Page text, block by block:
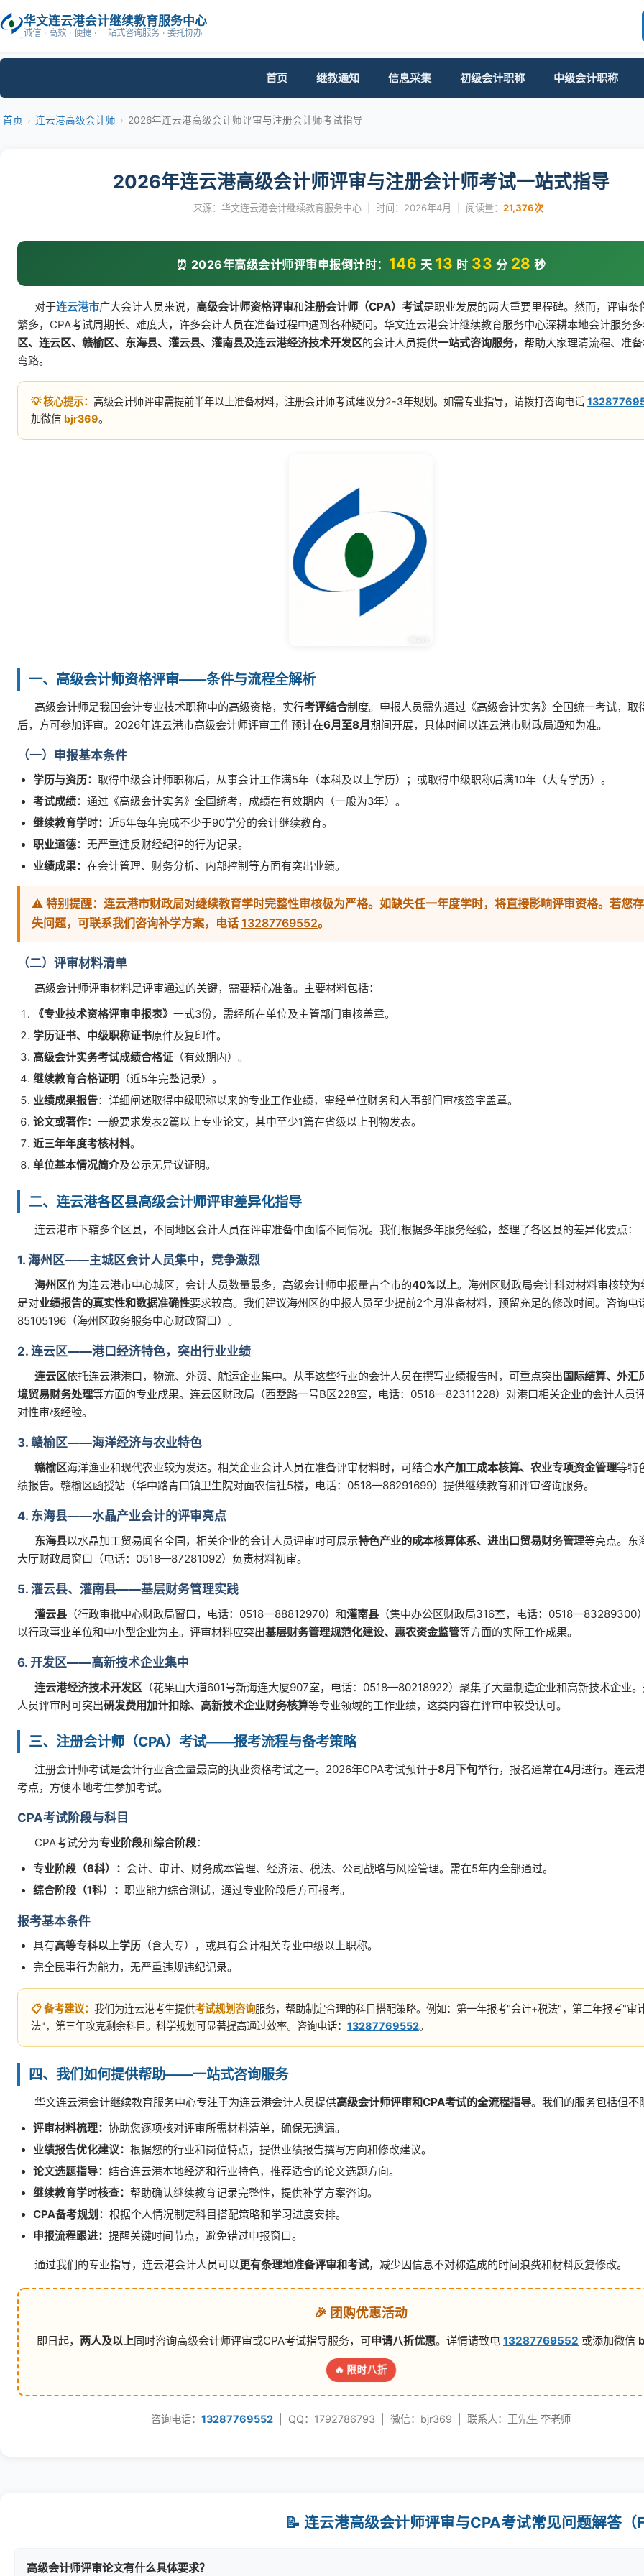
华文连云港会计继续教育服务中心
诚信 · 高效 · 便捷 · 一站式咨询服务 · 委托协办
首页 继教通知 信息采集 初级会计职称 中级会计职称
首页 › 连云港高级会计师 › 2026年连云港高级会计师评审与注册会计师考试指导
2026年连云港高级会计师评审与注册会计师考试一站式指导
来源：华文连云港会计继续教育服务中心 | 时间：2026年4月 | 阅读量： 21,376次
⏰ 2026年高级会计师评审申报倒计时： 146 天 13 时 33 分 27 秒
对于连云港市广大会计人员来说， 高级会计师资格评审和注册会计师（CPA）考试是职业发展的两大重要里程碑。然而，评审条
繁多，CPA考试周期长、难度大，许多会计人员在准备过程中遇到各种疑问。华文连云港会计继续教育服务中心深耕本地会计服务
区、连云区、赣榆区、东海县、灌云县、灌南县及连云港经济技术开发区的会计人员提供一站式咨询服务，帮助大家理清流程、准
弯路。
💡 核心提示： 高级会计师评审需提前半年以上准备材料，注册会计师考试建议分2-3年规划。如需专业指导，请拨打咨询电话
加微信 bjr369。
一、高级会计师资格评审——条件与流程全解析
高级会计师是我国会计专业技术职称中的高级资格，实行考评结合制度。申报人员需先通过《高级会计实务》全国统一考试，取
后，方可参加评审。2026年连云港市高级会计师评审工作预计在6月至8月期间开展，具体时间以连云港市财政局通知为准。
（一）申报基本条件
学历与资历：取得中级会计师职称后，从事会计工作满5年（本科及以上学历）；或取得中级职称后满10年（大专学历）。
考试成绩：通过《高级会计实务》全国统考，成绩在有效期内（一般为3年）。
继续教育学时：近5年每年完成不少于90学分的会计继续教育。
职业道德：无严重违反财经纪律的行为记录。
业绩成果：在会计管理、财务分析、内部控制等方面有突出业绩。
⚠ 特别提醒：连云港市财政局对继续教育学时完整性审核极为严格。如缺失任一年度学时，将直接影响评审资格。若您
失问题，可联系我们咨询补学方案，电话 13287769552。
（二）评审材料清单
高级会计师评审材料是评审通过的关键，需要精心准备。主要材料包括：
《专业技术资格评审申报表》一式3份，需经所在单位及主管部门审核盖章。
学历证书、中级职称证书原件及复印件。
高级会计实务考试成绩合格证 （有效期内）。
继续教育合格证明
（近5年完整记录）。
业绩成果报告：详细阐述取得中级职称以来的专业工作业绩，需经单位财务和人事部门审核签字盖章。
论文或著作：一般要求发表2篇以上专业论文，其中至少1篇在省级以上刊物发表。
近三年年度考核材料。
单位基本情况简介及公示无异议证明。
二、连云港各区县高级会计师评审差异化指导
连云港市下辖多个区县，不同地区会计人员在评审准备中面临不同情况。我们根据多年服务经验，整理了各区县的差异化要点：
1. 海州区——主城区会计人员集中，竞争激烈
海州区作为连云港市中心城区，会计人员数量最多，高级会计师申报量占全市的40%以上。海州区财政局会计科对材料审核较为
是对业绩报告的真实性和数据准确性要求较高。我们建议海州区的申报人员至少提前2个月准备材料，预留充足的修改时间。咨询
85105196（海州区政务服务中心财政窗口）。
2. 连云区——港口经济特色，突出行业业绩
连云区依托连云港港口，物流、外贸、航运企业集中。从事这些行业的会计人员在撰写业绩报告时，可重点突出国际结算、外汇
境贸易财务处理等方面的专业成果。连云区财政局（西墅路一号B区228室，电话：0518—82311228）对港口相关企业的会计人员
对性审核经验。
3. 赣榆区——海洋经济与农业特色
赣榆区海洋渔业和现代农业较为发达。相关企业会计人员在准备评审材料时，可结合水产加工成本核算、农业专项资金管理等特
绩报告。赣榆区函授站（华中路青口镇卫生院对面农信社5楼，电话：0518—86291699）提供继续教育和评审咨询服务。
4. 东海县——水晶产业会计的评审亮点
东海县以水晶加工贸易闻名全国，相关企业的会计人员评审时可展示特色产业的成本核算体系、进出口贸易财务管理等亮点。东
大厅财政局窗口（电话：0518—87281092）负责材料初审。
5. 灌云县、灌南县——基层财务管理实践
灌云县 （行政审批中心财政局窗口，电话：0518—88812970）和灌南县 （集中办公区财政局316室，电话：0518—83289300
以行政事业单位和中小型企业为主。评审材料应突出基层财务管理规范化建设、惠农资金监管等方面的实际工作成果。
6. 开发区——高新技术企业集中
连云港经济技术开发区 （花果山大道601号新海连大厦907室，电话：0518—80218922）聚集了大量制造企业和高新技术企业
人员评审时可突出研发费用加计扣除、高新技术企业财务核算等专业领域的工作业绩，这类内容在评审中较受认可。
三、注册会计师（CPA）考试——报考流程与备考策略
注册会计师考试是会计行业含金量最高的执业资格考试之一。2026年CPA考试预计于8月下旬举行，报名通常在4月进行。连云
考点，方便本地考生参加考试。
CPA考试阶段与科目
CPA考试分为专业阶段和综合阶段：
专业阶段（6科）：会计、审计、财务成本管理、经济法、税法、公司战略与风险管理。需在5年内全部通过。
综合阶段（1科）：职业能力综合测试，通过专业阶段后方可报考。
报考基本条件
具有高等专科以上学历 （含大专），或具有会计相关专业中级以上职称。
完全民事行为能力，无严重违规违纪记录。
📋 备考建议： 我们为连云港考生提供考试规划咨询服务，帮助制定合理的科目搭配策略。例如：第一年报考"会计+税法"，第二年报考"审
法"，第三年攻克剩余科目。科学规划可显著提高通过效率。咨询电话： 13287769552。
四、我们如何提供帮助——一站式咨询服务
华文连云港会计继续教育服务中心专注于为连云港会计人员提供高级会计师评审和CPA考试的全流程指导。我们的服务包括但不
评审材料梳理：协助您逐项核对评审所需材料清单，确保无遗漏。
业绩报告优化建议：根据您的行业和岗位特点，提供业绩报告撰写方向和修改建议。
论文选题指导：结合连云港本地经济和行业特色，推荐适合的论文选题方向。
继续教育学时核查：帮助确认继续教育记录完整性，提供补学方案咨询。
CPA备考规划：根据个人情况制定科目搭配策略和学习进度安排。
申报流程跟进：提醒关键时间节点，避免错过申报窗口。
通过我们的专业指导，连云港会计人员可以更有条理地准备评审和考试，减少因信息不对称造成的时间浪费和材料反复修改。
🎉 团购优惠活动
即日起， 两人及以上同时咨询高级会计师评审或CPA考试指导服务，可申请八折优惠。详情请致电 13287769552 或添加微信
🔥 限时八折
咨询电话： 13287769552 | QQ：1792786793 | 微信：bjr369 | 联系人：王先生 李老师
📝 连云港高级会计师评审与CPA考试常见问题解答（
高级会计师评审论文有什么具体要求？